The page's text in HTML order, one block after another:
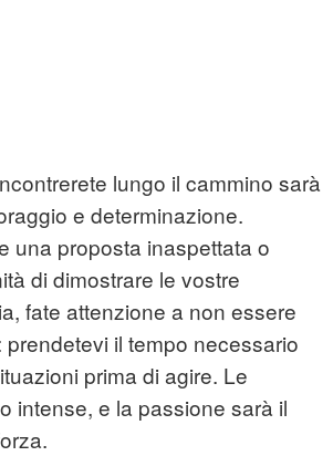
lungo il cammino sarà
e determinazione.
una proposta inaspettata o
di dimostrare le vostre
fate attenzione a non essere
il tempo necessario
prima di agire. Le
intense, e la passione sarà il